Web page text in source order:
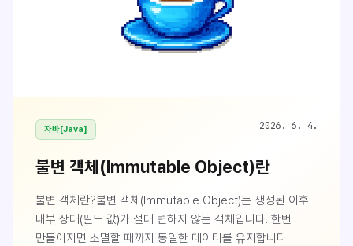
자바[Java] 2026. 6. 4.
불변 객체(Immutable Object)란
불변 객체란?불변 객체(Immutable Object)는 생성된 이후
내부 상태(필드 값)가 절대 변하지 않는 객체입니다. 한번
만들어지면 소멸할 때까지 동일한 데이터를 유지합니다.